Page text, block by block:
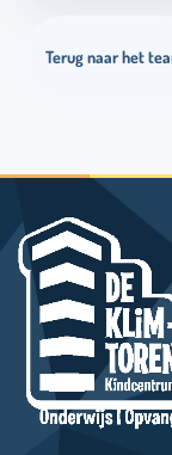
Terug naar het